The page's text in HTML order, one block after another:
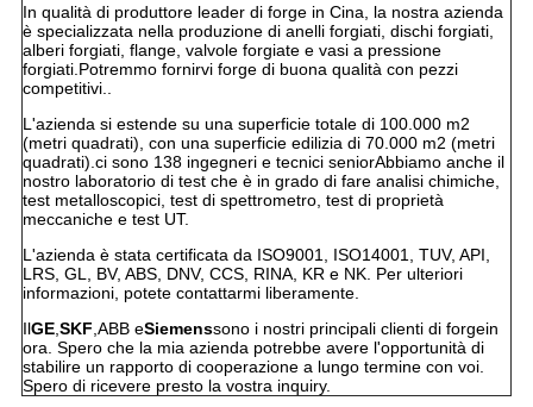
In qualità di produttore leader di forge in Cina, la nostra azienda
è specializzata nella produzione di anelli forgiati, dischi forgiati,
alberi forgiati, flange, valvole forgiate e vasi a pressione
forgiati.Potremmo fornirvi forge di buona qualità con pezzi
competitivi..
L'azienda si estende su una superficie totale di 100.000 m2
(metri quadrati), con una superficie edilizia di 70.000 m2 (metri
quadrati).ci sono 138 ingegneri e tecnici seniorAbbiamo anche il
nostro laboratorio di test che è in grado di fare analisi chimiche,
test metalloscopici, test di spettrometro, test di proprietà
meccaniche e test UT.
L'azienda è stata certificata da ISO9001, ISO14001, TUV, API,
LRS, GL, BV, ABS, DNV, CCS, RINA, KR e NK. Per ulteriori
informazioni, potete contattarmi liberamente.
IlGE, SKF ,ABB eSiemenssono i nostri principali clienti di forgein
ora. Spero che la mia azienda potrebbe avere l'opportunità di
stabilire un rapporto di cooperazione a lungo termine con voi.
Spero di ricevere presto la vostra inquiry.